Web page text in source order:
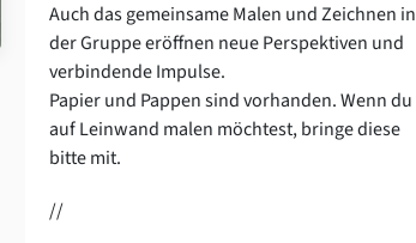
Auch das gemeinsame Malen und Zeichnen in
der Gruppe eröffnen neue Perspektiven und
verbindende Impulse.
Papier und Pappen sind vorhanden. Wenn du
auf Leinwand malen möchtest, bringe diese
bitte mit.
//